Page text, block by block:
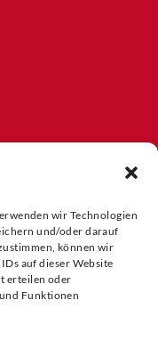
wir Technologien
und/oder darauf
können wir
auf dieser Website
erteilen oder
Funktionen